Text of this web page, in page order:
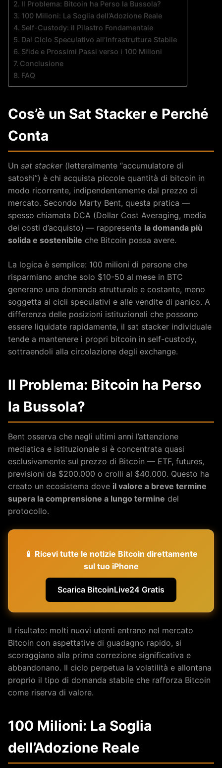
Il Problema: Bitcoin ha Perso la Bussola?
100 Milioni: La Soglia dell’Adozione Reale
Self-Custody: il Pilastro Fondamentale
Dal Ciclo Speculativo all’Infrastruttura Stabile
Sfide e Prossimi Passi verso i 100 Milioni
Conclusione
FAQ
Cos’è un Sat Stacker e Perché
Conta
Un sat stacker(letteralmente “accumulatore di
satoshi”) è chi acquista piccole quantità di bitcoin in
modo ricorrente, indipendentemente dal prezzo di
mercato. Secondo Marty Bent, questa pratica —
spesso chiamata DCA (Dollar Cost Averaging, media
dei costi d’acquisto) — rappresenta la domanda più
solida e sostenibile che Bitcoin possa avere.
La logica è semplice: 100 milioni di persone che
risparmiano anche solo $10-50 al mese in BTC
generano una domanda strutturale e costante, meno
soggetta ai cicli speculativi e alle vendite di panico. A
differenza delle posizioni istituzionali che possono
essere liquidate rapidamente, il sat stacker individuale
tende a mantenere i propri bitcoin in self-custody,
sottraendoli alla circolazione degli exchange.
Il Problema: Bitcoin ha Perso
la Bussola?
Bent osserva che negli ultimi anni l’attenzione
mediatica e istituzionale si è concentrata quasi
esclusivamente sul prezzo di Bitcoin — ETF, futures,
previsioni da $200.000 o crolli al $40.000. Questo ha
creato un ecosistema dove il valore a breve termine
supera la comprensione a lungo termine del
protocollo.
📱 Ricevi tutte le notizie Bitcoin direttamente
sul tuo iPhone
Scarica BitcoinLive24 Gratis
Il risultato: molti nuovi utenti entrano nel mercato
Bitcoin con aspettative di guadagno rapido, si
scoraggiano alla prima correzione significativa e
abbandonano. Il ciclo perpetua la volatilità e allontana
proprio il tipo di domanda stabile che rafforza Bitcoin
come riserva di valore.
100 Milioni: La Soglia
dell’Adozione Reale